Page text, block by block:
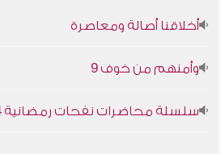
أخلاقنا أصالة ومعاصرة
وأمنهم من خوف 9
سلسلة محاضرات نفحات رمضانية 1444هـ